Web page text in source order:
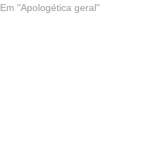
Em "Apologética geral"